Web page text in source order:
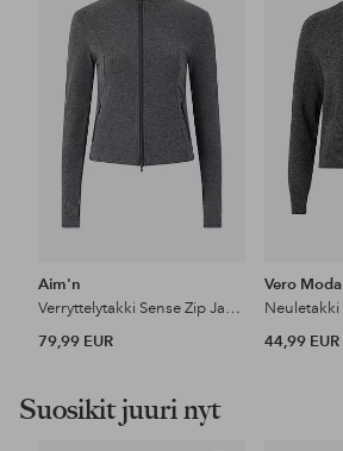
suosikkeihin
Aim'n
Verryttelytakki Sense Zip Jacket
79,99 EUR
Vero Moda
44,99 EUR
Suosikit juuri nyt